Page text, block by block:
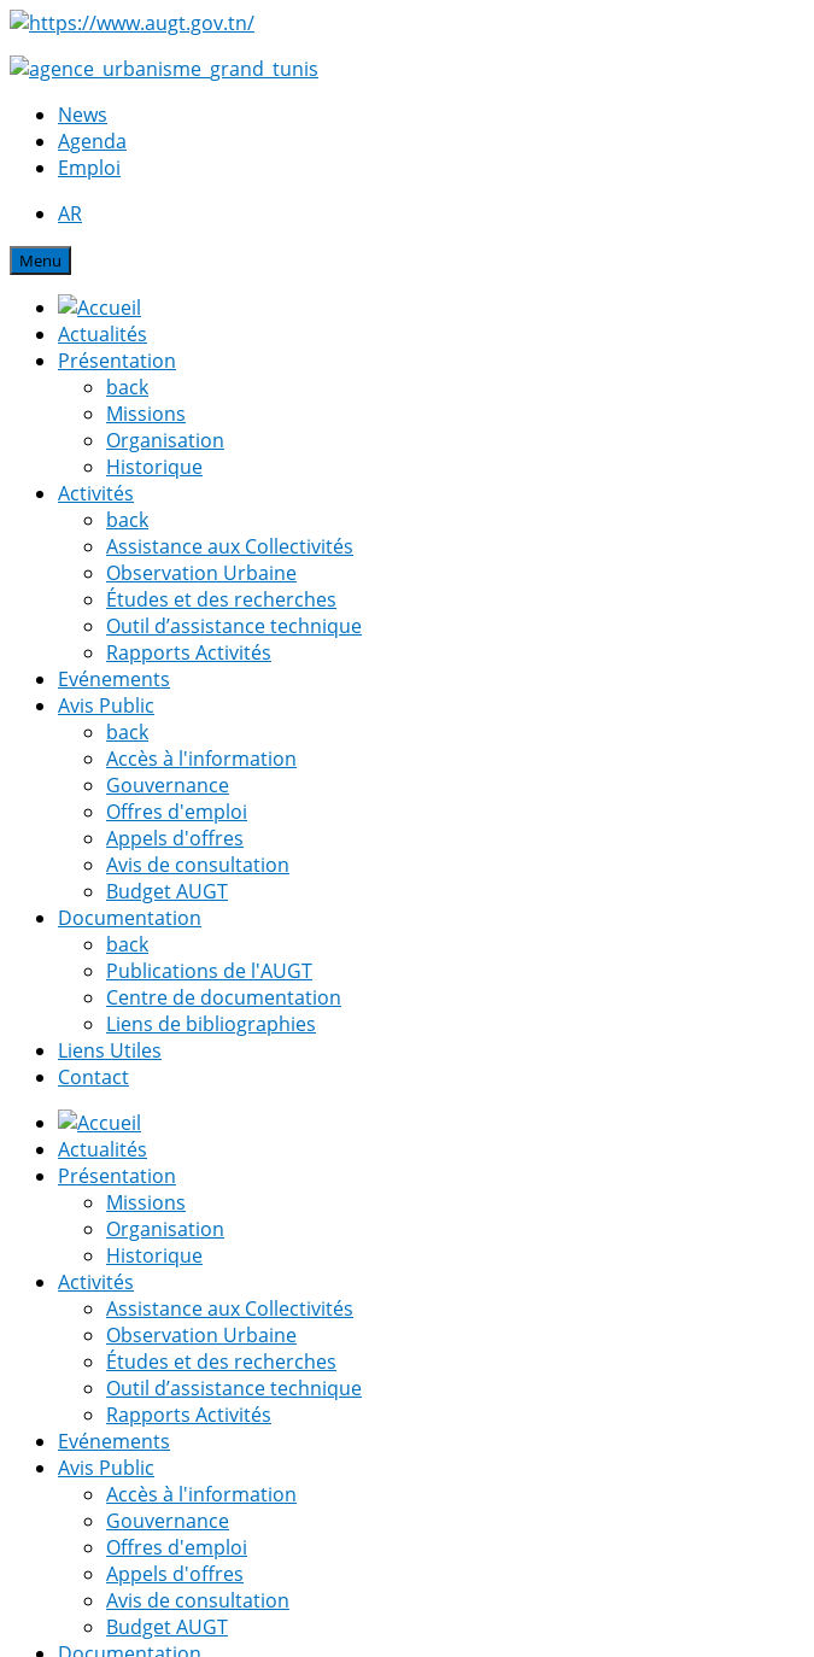
News
Agenda
Emploi
AR
Menu
Actualités
Présentation
back
Missions
Organisation
Historique
Activités
back
Assistance aux Collectivités
Observation Urbaine
Études et des recherches
Outil d’assistance technique
Rapports Activités
Evénements
Avis Public
back
Accès à l'information
Gouvernance
Offres d'emploi
Appels d'offres
Avis de consultation
Budget AUGT
Documentation
back
Publications de l'AUGT
Centre de documentation
Liens de bibliographies
Liens Utiles
Contact
Actualités
Présentation
Missions
Organisation
Historique
Activités
Assistance aux Collectivités
Observation Urbaine
Études et des recherches
Outil d’assistance technique
Rapports Activités
Evénements
Avis Public
Accès à l'information
Gouvernance
Offres d'emploi
Appels d'offres
Avis de consultation
Budget AUGT